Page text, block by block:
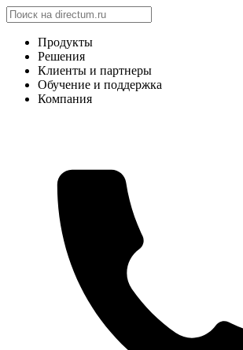
Продукты
Решения
Клиенты и партнеры
Обучение и поддержка
Компания